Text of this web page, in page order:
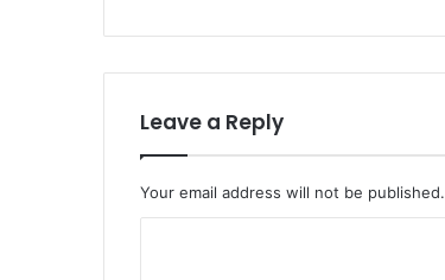
Leave a Reply
Your email address will not be published.